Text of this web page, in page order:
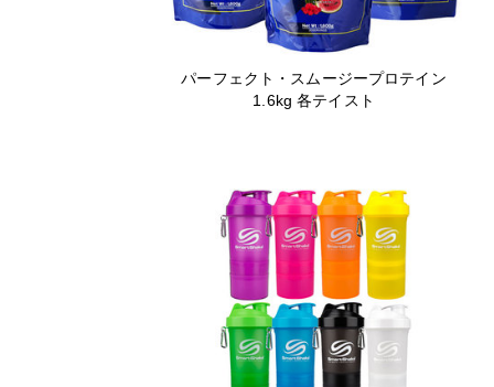
パーフェクト・スムージープロテイン
1.6kg 各テイスト